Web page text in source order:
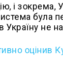
і зокрема,
була
не
оцінив